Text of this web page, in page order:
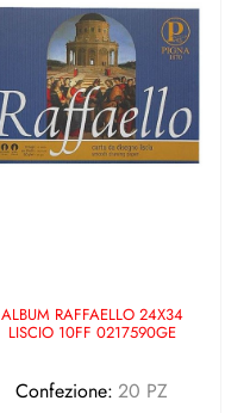
ALBUM RAFFAELLO 24X34
LISCIO 10FF 0217590GE
Confezione: 20 PZ